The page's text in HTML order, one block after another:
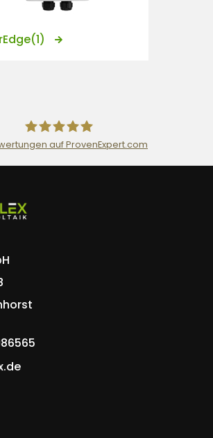
(1)
AceFlex GmbH
auf ProvenExpert.com